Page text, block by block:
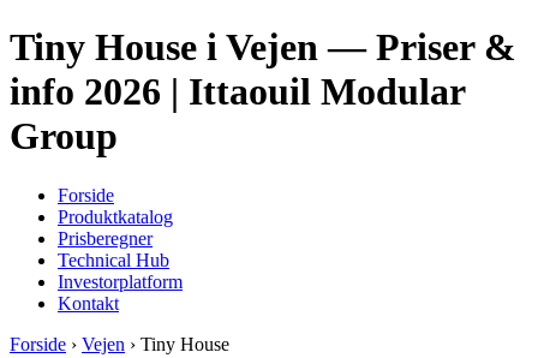
Tiny House i Vejen — Priser &
info 2026 | Ittaouil Modular
Group
Forside
Produktkatalog
Prisberegner
Technical Hub
Investorplatform
Kontakt
Forside › Vejen › Tiny House